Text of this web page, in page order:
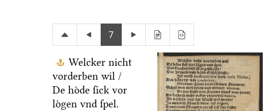
7
Welcker nicht
vorderben wil /
De hoͤde ſick vor
loͤgen vnd ſpel.